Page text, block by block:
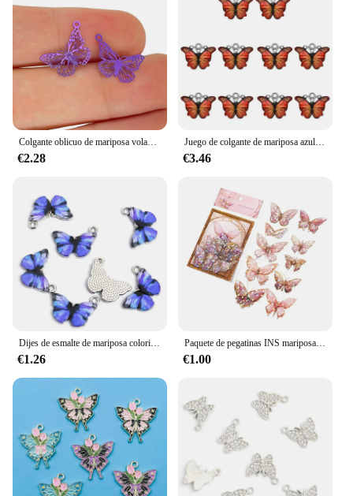
Colgante oblicuo de mariposa voladora de acero inoxidable, accesorio colorido para fabricación de joyas, 50 piezas, 15x10mm, C1946
€2.28
Juego de colgante de mariposa azul, pulsera artesanal Popular, pendientes, fabricación de joyas, abalorio, accesorios para collares hechos a mano, venta al por mayor, 20 unids/set
€3.46
€1.26
Paquete de pegatinas INS mariposa PET, cristal de hielo, láser dorado, manual de bricolaje, decoración 3D, álbum de recortes, 5 estilos, 20 unids/lote por paquete
€1.00